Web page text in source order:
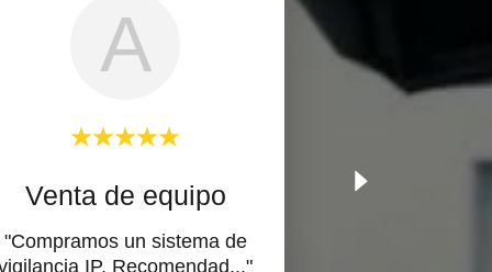
A
Venta de equipo
"Compramos un sistema de
IP, Recomendad..."